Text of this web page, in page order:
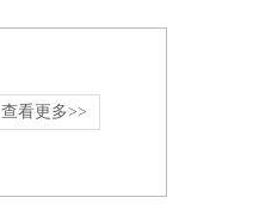
查看更多>>